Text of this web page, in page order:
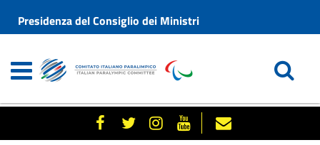
Presidenza del Consiglio dei Ministri